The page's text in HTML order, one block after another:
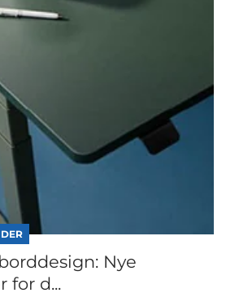
Nye
for d...